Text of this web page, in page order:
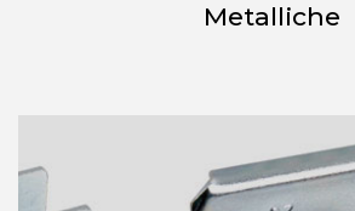
Metalliche